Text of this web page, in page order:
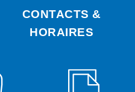
CONTACTS &
HORAIRES